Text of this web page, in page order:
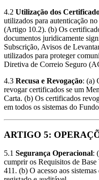
4.2 Utilização dos
utilizados para autenticação
(Artigo 10.2). (b) Os
documentos juridicamente
Subscrição, Avisos de
utilizados para proteger
Diretiva de Correio Seguro
4.3 Recusa e Revogação: (a)
revogar certificados se um
Carta. (b) Os certificados
em todos os sistemas do
ARTIGO 5:
5.1 Segurança Operacional:
cumprir os Requisitos de
411. (b) O acesso aos